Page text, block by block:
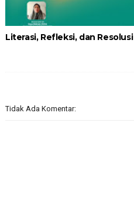
Literasi, Refleksi, dan Resolusi
Tidak Ada Komentar: